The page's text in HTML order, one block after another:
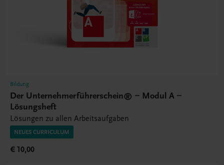
Bildung
Der Unternehmerführerschein® – Modul A –
Lösungsheft
Lösungen zu allen Arbeitsaufgaben
NEUES CURRICULUM
€ 10,00